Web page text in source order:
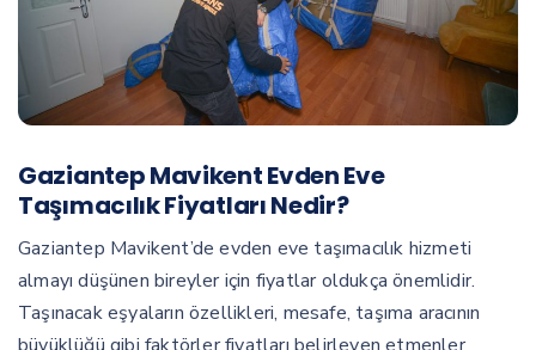
Gaziantep Mavikent Evden Eve
Taşımacılık Fiyatları Nedir?
Gaziantep Mavikent’de evden eve taşımacılık hizmeti
almayı düşünen bireyler için fiyatlar oldukça önemlidir.
Taşınacak eşyaların özellikleri, mesafe, taşıma aracının